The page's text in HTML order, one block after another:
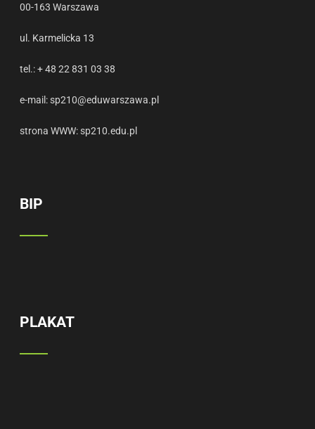
00-163 Warszawa
ul. Karmelicka 13
tel.: + 48 22 831 03 38
e-mail:sp210@eduwarszawa.pl
strona WWW:sp210.edu.pl
BIP
PLAKAT